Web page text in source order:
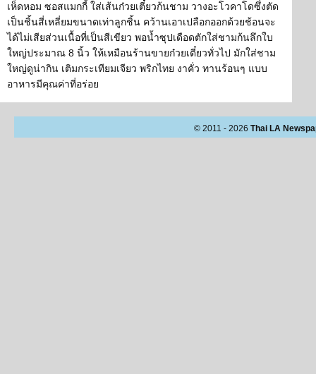
เห็ดหอม ซอสแมกกี้ ใส่เส้นก๋วยเตี๋ยวก้นชาม วางอะโวคาโดซึ่งตัด
เป็นชิ้นสี่เหลี่ยมขนาดเท่าลูกชิ้น คว้านเอาเปลือกออกด้วยช้อนจะ
ได้ไม่เสียส่วนเนื้อที่เป็นสีเขียว พอน้ำซุปเดือดตักใส่ชามก้นลึกใบ
ใหญ่ประมาณ 8 นิ้ว ให้เหมือนร้านขายก๋วยเตี๋ยวทั่วไป มักใส่ชาม
ใหญ่ดูน่ากิน เติมกระเทียมเจียว พริกไทย งาคั่ว ทานร้อนๆ แบบ
อาหารมีคุณค่าที่อร่อย
© 2011 - 2026 Thai LA